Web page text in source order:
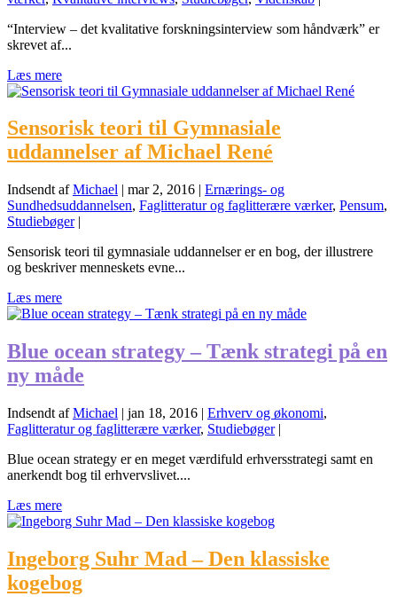
“Interview – det kvalitative forskningsinterview som håndværk” er
skrevet af...
Læs mere
Sensorisk teori til Gymnasiale
uddannelser af Michael René
Indsendt afMichael | mar 2, 2016 | Ernærings- og
Sundhedsuddannelsen, Faglitteratur og faglitterære værker, Pensum,
Studiebøger|
Sensorisk teori til gymnasiale uddannelser er en bog, der illustrere
og beskriver menneskets evne...
Læs mere
Blue ocean strategy – Tænk strategi på en
ny måde
Indsendt afMichael | jan 18, 2016 | Erhverv og økonomi,
Faglitteratur og faglitterære værker, Studiebøger|
Blue ocean strategy er en meget værdifuld erhversstrategi samt en
anerkendt bog til erhvervslivet....
Læs mere
Ingeborg Suhr Mad – Den klassiske
kogebog